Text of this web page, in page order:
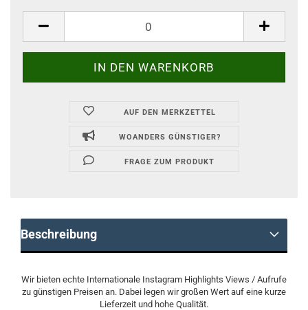
AUF DEN MERKZETTEL
WOANDERS GÜNSTIGER?
FRAGE ZUM PRODUKT
Beschreibung
Wir bieten echte Internationale Instagram Highlights Views / Aufrufe
zu günstigen Preisen an. Dabei legen wir großen Wert auf eine kurze
Lieferzeit und hohe Qualität.